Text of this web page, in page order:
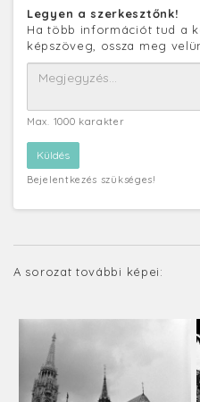
Legyen a szerkesztőnk!
Ha több információt tud a
képszöveg, ossza meg
Max. 1000 karakter
Bejelentkezés szükséges!
A sorozat további képei: